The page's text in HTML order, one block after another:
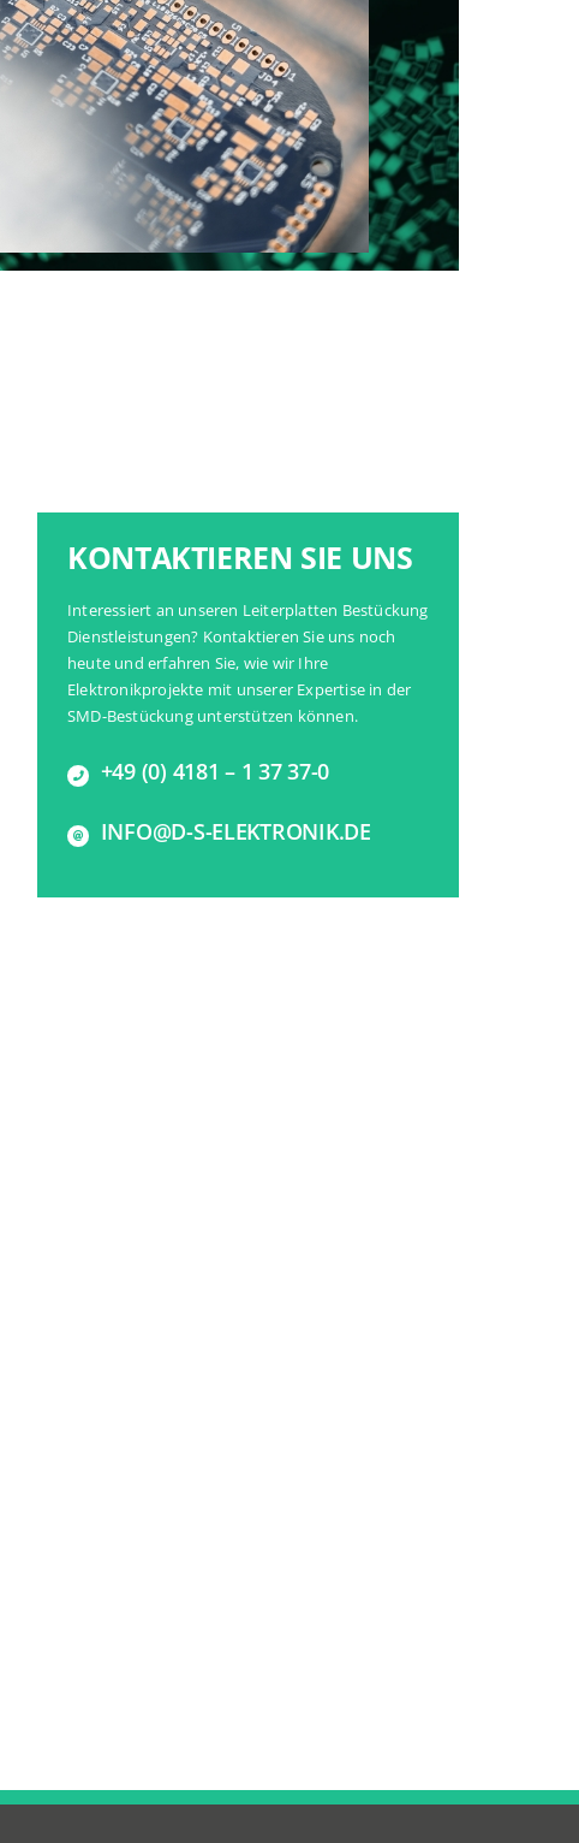
KONTAKTIEREN SIE UNS
Interessiert an unseren Leiterplatten Bestückung
Dienstleistungen? Kontaktieren Sie uns noch
heute und erfahren Sie, wie wir Ihre
Elektronikprojekte mit unserer Expertise in der
SMD-Bestückung unterstützen können.
+49 (0) 4181 – 1 37 37-0
INFO@D-S-ELEKTRONIK.DE